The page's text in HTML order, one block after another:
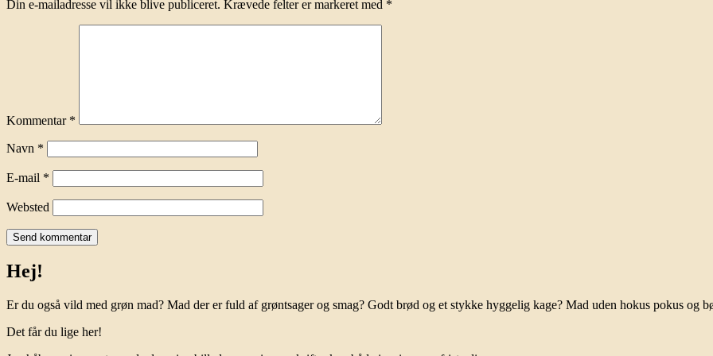
Din e-mailadresse vil ikke blive publiceret. Krævede felter er markeret med *
Kommentar *
Navn *
E-mail *
Websted
Hej!
Er du også vild med grøn mad? Mad der er fuld af grøntsager og smag? Godt brød og et stykke hyggelig kage? Mad uden hokus pokus og
Det får du lige her!